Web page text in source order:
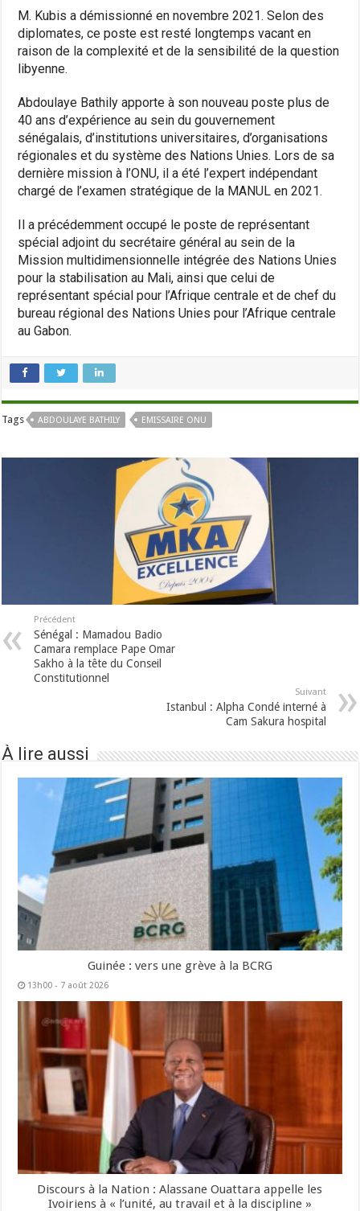
M. Kubis a démissionné en novembre 2021. Selon des
diplomates, ce poste est resté longtemps vacant en
raison de la complexité et de la sensibilité de la question
libyenne.
Abdoulaye Bathily apporte à son nouveau poste plus de
40 ans d’expérience au sein du gouvernement
sénégalais, d’institutions universitaires, d’organisations
régionales et du système des Nations Unies. Lors de sa
dernière mission à l’ONU, il a été l’expert indépendant
chargé de l’examen stratégique de la MANUL en 2021.
Il a précédemment occupé le poste de représentant
spécial adjoint du secrétaire général au sein de la
Mission multidimensionnelle intégrée des Nations Unies
pour la stabilisation au Mali, ainsi que celui de
représentant spécial pour l’Afrique centrale et de chef du
bureau régional des Nations Unies pour l’Afrique centrale
au Gabon.
Tags ABDOULAYE BATHILY EMISSAIRE ONU
Précédent
Sénégal : Mamadou Badio
Camara remplace Pape Omar
Sakho à la tête du Conseil
Constitutionnel
Suivant
Istanbul : Alpha Condé interné à
Cam Sakura hospital
À lire aussi
Guinée : vers une grève à la BCRG
13h00 - 7 août 2026
Discours à la Nation : Alassane Ouattara appelle les
Ivoiriens à « l’unité, au travail et à la discipline »